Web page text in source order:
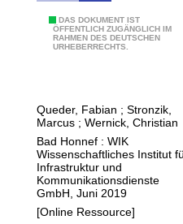
h
l
i
e
ß
u
n
DAS DOKUMENT IST
ÖFFENTLICH ZUGÄNGLICH IM
RAHMEN DES DEUTSCHEN
URHEBERRECHTS.
r
k
u
n
g
e
Queder, Fabian ; Stronzik,
Marcus ; Wernick, Christian
Bad Honnef : WIK
Wissenschaftliches Institut
Infrastruktur und
Kommunikationsdienste
GmbH, Juni 2019
[Online Ressource]